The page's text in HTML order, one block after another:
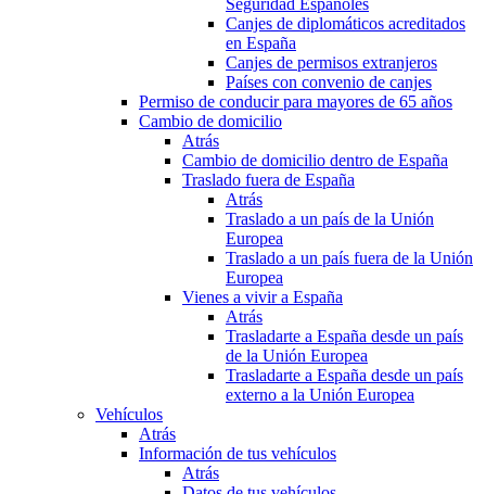
Seguridad Españoles
Canjes de diplomáticos acreditados
en España
Canjes de permisos extranjeros
Países con convenio de canjes
Permiso de conducir para mayores de 65 años
Cambio de domicilio
Atrás
Cambio de domicilio dentro de España
Traslado fuera de España
Atrás
Traslado a un país de la Unión
Europea
Traslado a un país fuera de la Unión
Europea
Vienes a vivir a España
Atrás
Trasladarte a España desde un país
de la Unión Europea
Trasladarte a España desde un país
externo a la Unión Europea
Vehículos
Atrás
Información de tus vehículos
Atrás